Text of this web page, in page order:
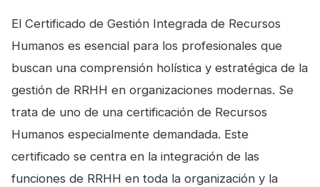
El Certificado de Gestión Integrada de Recursos
Humanos es esencial para los profesionales que
buscan una comprensión holística y estratégica de la
gestión de RRHH en organizaciones modernas. Se
trata de uno de una certificación de Recursos
Humanos especialmente demandada. Este
certificado se centra en la integración de las
funciones de RRHH en toda la organización y la